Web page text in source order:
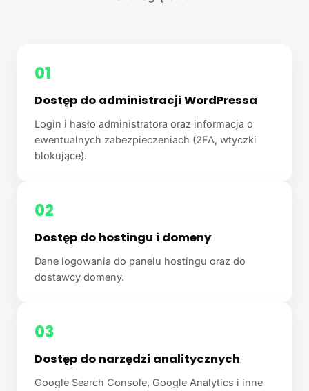
01
Dostęp do administracji WordPressa
Login i hasło administratora oraz informacja o
ewentualnych zabezpieczeniach (2FA, wtyczki
blokujące).
02
Dostęp do hostingu i domeny
Dane logowania do panelu hostingu oraz do
dostawcy domeny.
03
Dostęp do narzędzi analitycznych
Google Search Console, Google Analytics i inne